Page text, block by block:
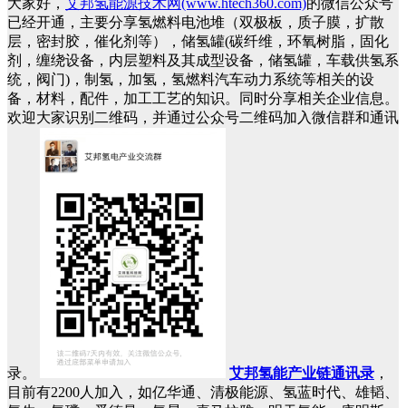
已经开通，主要分享氢燃料电池堆（双极板，质子膜，扩散
层，密封胶，催化剂等），储氢罐(碳纤维，环氧树脂，固化
剂，缠绕设备，内层塑料及其成型设备，储氢罐，车载供氢系
统，阀门)，制氢，加氢，氢燃料汽车动力系统等相关的设
备，材料，配件，加工工艺的知识。同时分享相关企业信息。
欢迎大家识别二维码，并通过公众号二维码加入微信群和通讯
录。 艾邦氢能产业链通讯录 ，
目前有2200人加入，如亿华通、清极能源、氢蓝时代、雄韬、